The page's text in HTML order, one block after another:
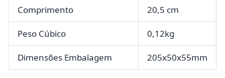
Comprimento 20,5 cm
Peso Cúbico 0,12kg
Dimensões Embalagem 205x50x55mm